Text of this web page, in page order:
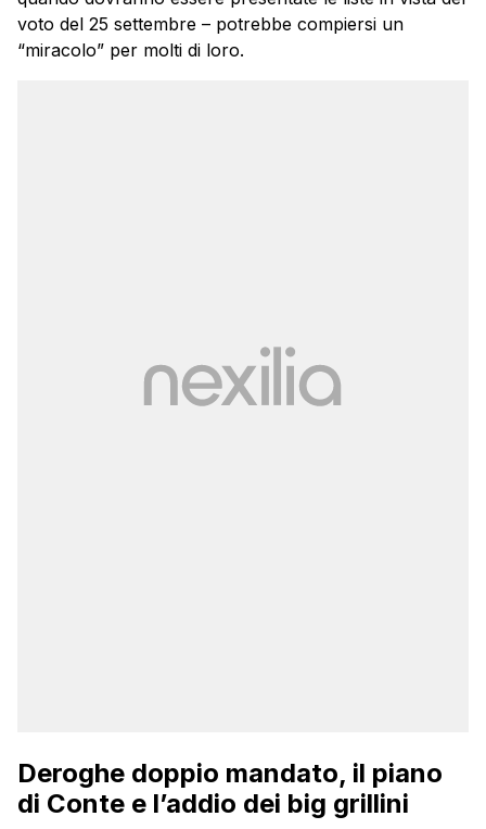
voto del 25 settembre – potrebbe compiersi un
“miracolo” per molti di loro.
Deroghe doppio mandato, il piano
di Conte e l’addio dei big grillini